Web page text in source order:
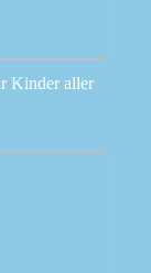
Kinder aller